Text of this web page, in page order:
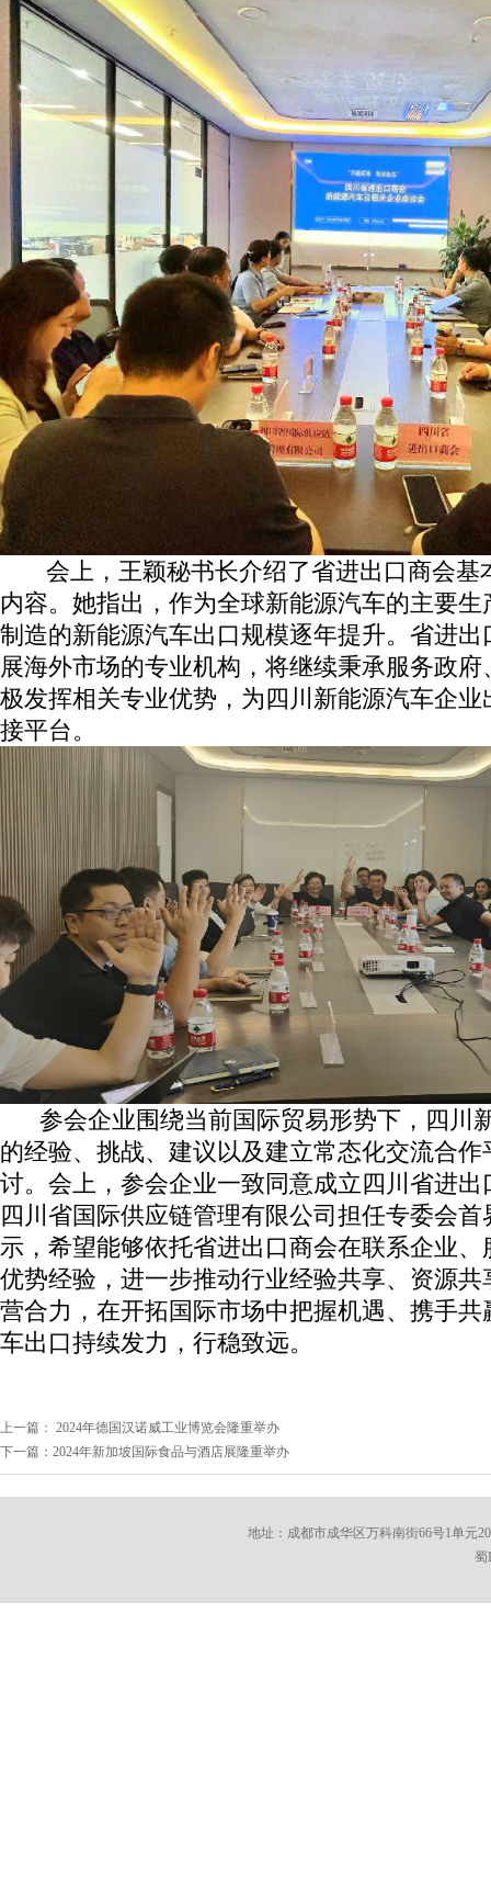
会上，王颖秘书长介绍了省进出口商会基
内容。她指出，作为全球新能源汽车的主要
制造的新能源汽车出口规模逐年提升。省进
展海外市场的专业机构，将继续秉承服务政
极发挥相关专业优势，为四川新能源汽车企
接平台。
参会企业围绕当前国际贸易形势下，四川
的经验、挑战、建议以及建立常态化交流合
讨。会上，参会企业一致同意成立四川省进
四川省国际供应链管理有限公司担任专委会
示，希望能够依托省进出口商会在联系企业、
优势经验，进一步推动行业经验共享、资源
营合力，在开拓国际市场中把握机遇、携手
车出口持续发力，行稳致远。
上一篇： 2024年德国汉诺威工业博览会隆重举办
下一篇：2024年新加坡国际食品与酒店展隆重举办
地址：成都市成华区万科南街66号1单元
蜀